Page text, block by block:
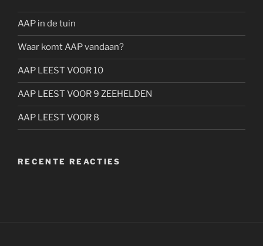
AAP in de tuin
Waar komt AAP vandaan?
AAP LEEST VOOR 10
AAP LEEST VOOR 9 ZEEHELDEN
AAP LEEST VOOR 8
RECENTE REACTIES